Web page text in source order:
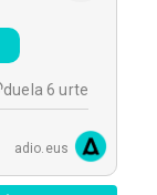
duela 6 urte
adio.eus